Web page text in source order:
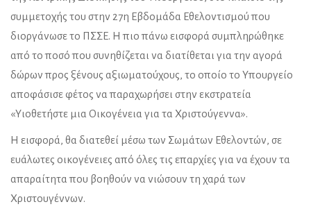
συμμετοχής του στην 27η Εβδομάδα Εθελοντισμού που
διοργάνωσε το ΠΣΣΕ. Η πιο πάνω εισφορά συμπληρώθηκε
από το ποσό που συνηθίζεται να διατίθεται για την αγορά
δώρων προς ξένους αξιωματούχους, το οποίο το Υπουργείο
αποφάσισε φέτος να παραχωρήσει στην εκστρατεία
«Υιοθετήστε μια Οικογένεια για τα Χριστούγεννα».
Η εισφορά, θα διατεθεί μέσω των Σωμάτων Εθελοντών, σε
ευάλωτες οικογένειες από όλες τις επαρχίες για να έχουν τα
απαραίτητα που βοηθούν να νιώσουν τη χαρά των
Χριστουγέννων.